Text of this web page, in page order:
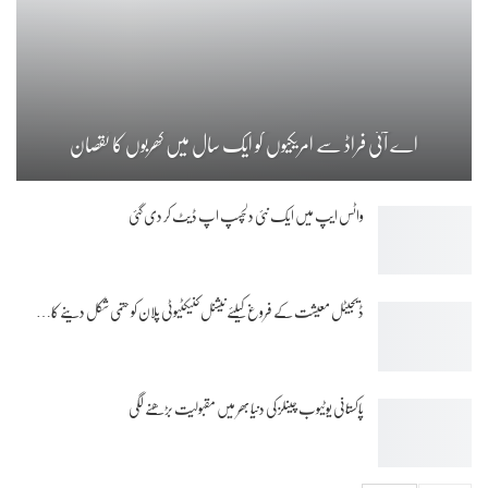
اے آئی فراڈ سے امریکیوں کو ایک سال میں کھربوں کا نقصان
واٹس ایپ میں ایک نئی دلچسپ اپ ڈیٹ کر دی گئی
ڈیجیٹل معیشت کے فروغ کیلئے نیشنل کنیکٹیوٹی پلان کو حتمی شکل دینے کا…
پاکستانی یوٹیوب چینلز کی دنیا بھر میں مقبولیت بڑھنے لگی